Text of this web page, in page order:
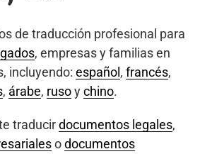
de traducción profesional para
, empresas y familias en
incluyendo: español , francés,
, árabe, rusoychino.
traducirdocumentos legales,
odocumentos